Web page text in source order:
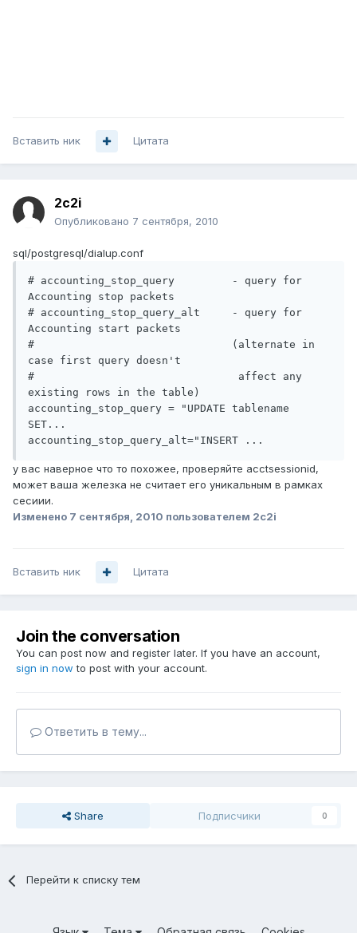
Вставить ник Цитата
2c2i
Опубликовано 7 сентября, 2010
sql/postgresql/dialup.conf
# accounting_stop_query         - query for
Accounting stop packets
# accounting_stop_query_alt     - query for
Accounting start packets
#                               (alternate in
case first query doesn't
#                                affect any
existing rows in the table)
accounting_stop_query = "UPDATE tablename
SET...
accounting_stop_query_alt="INSERT ...
у вас наверное что то похожее, проверяйте acctsessionid,
может ваша железка не считает его уникальным в рамках
сесиии.
Изменено 7 сентября, 2010 пользователем 2c2i
Вставить ник Цитата
Join the conversation
You can post now and register later. If you have an account,
sign in now to post with your account.
Ответить в тему...
Share Подписчики 0
Перейти к списку тем